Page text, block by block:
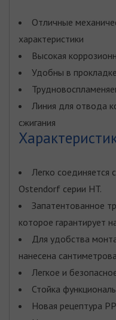
Отличные
характеристики
Высокая
Удобны в
Линия для отвода
сжигания
Легко соединяется
Ostendorf серии HT.
Запатентованное
которое гарантирует
Для удобства
нанесена
Легкое и
Стойка
Новая рецептура